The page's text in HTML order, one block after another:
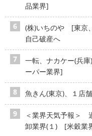
品業界]
(株)いちのや [東京
自己破産へ
一転、ナカケー(兵
ーパー業界]
魚きん(東京)、１店
＜業界天気予報＞
卸業界(１) [米穀業